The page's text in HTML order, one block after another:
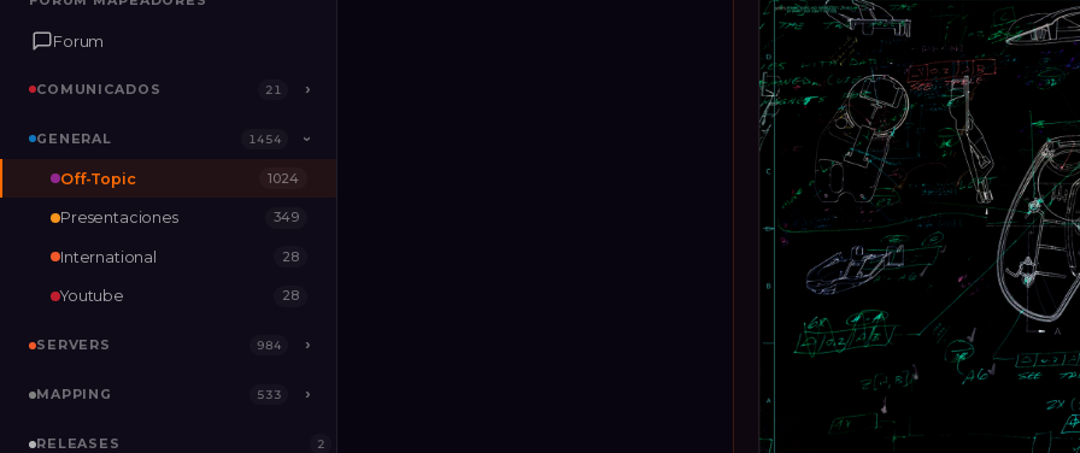
Forum
COMUNICADOS 21 ›
GENERAL 1454 ›
SERVERS
RELEASES
Forum
COMUNICADOS 21 ›
GENERAL 1454 ›
Off-Topic 1024
Presentaciones 349
International 28
Youtube 28
SERVERS 984 ›
MAPPING 533 ›
RELEASES 2